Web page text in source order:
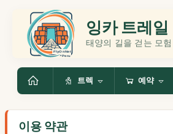
잉카 트레일
태양의 길을 걷는 모험
트렉 예약
이용 약관